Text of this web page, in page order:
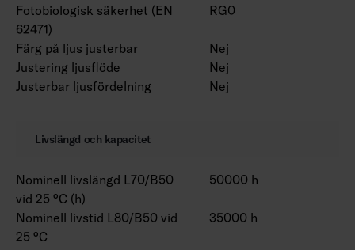
Fotobiologisk säkerhet (EN
62471)
RG0
Färg på ljus justerbar
Nej
Justering ljusflöde
Nej
Justerbar ljusfördelning
Nej
Livslängd och kapacitet
Nominell livslängd L70/B50
vid 25 °C (h)
50000 h
Nominell livstid L80/B50 vid
25 °C
35000 h